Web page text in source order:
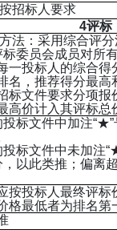
招标人要求
4评标
法：采用综合评
委员会成员对所
一投标人的综合
名，推荐得分最
标文件要求分项
高价计入其评标总
标文件中加注
投标文件中未加注
以此类推；偏离
按投标人最终评
格最低者为排名第